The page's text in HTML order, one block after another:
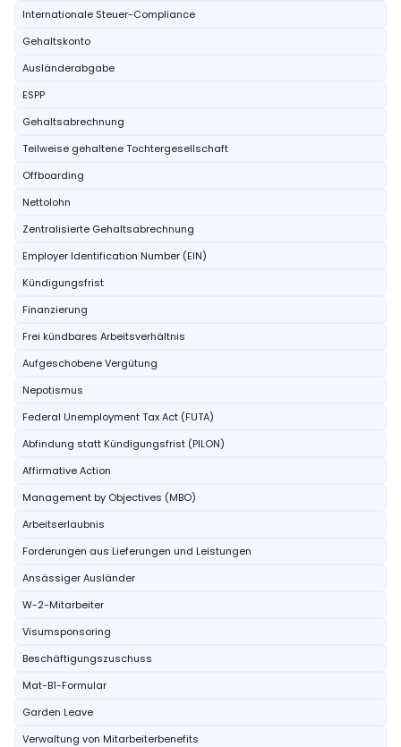
Internationale Steuer-Compliance
Gehaltskonto
Ausländerabgabe
ESPP
Gehaltsabrechnung
Teilweise gehaltene Tochtergesellschaft
Offboarding
Nettolohn
Zentralisierte Gehaltsabrechnung
Employer Identification Number (EIN)
Kündigungsfrist
Finanzierung
Frei kündbares Arbeitsverhältnis
Aufgeschobene Vergütung
Nepotismus
Federal Unemployment Tax Act (FUTA)
Abfindung statt Kündigungsfrist (PILON)
Affirmative Action
Management by Objectives (MBO)
Arbeitserlaubnis
Forderungen aus Lieferungen und Leistungen
Ansässiger Ausländer
W-2-Mitarbeiter
Visumsponsoring
Beschäftigungszuschuss
Mat-B1-Formular
Garden Leave
Verwaltung von Mitarbeiterbenefits